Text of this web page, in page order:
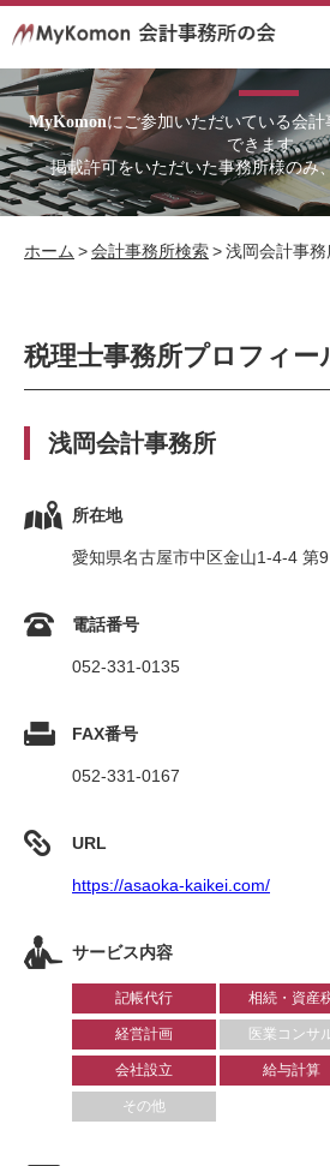
MyKomonにご参加いただいている会
できます。
掲載許可をいただいた事務所様のみ
ホーム >会計事務所検索>浅岡会計事務
税理士事務所プロフィー
浅岡会計事務所
所在地
愛知県名古屋市中区金山1-4-4 第
電話番号
052-331-0135
FAX番号
052-331-0167
URL
https://asaoka-kaikei.com/
サービス内容
記帳代行 相続・資産
経営計画 医業コンサ
会社設立 給与計算
その他